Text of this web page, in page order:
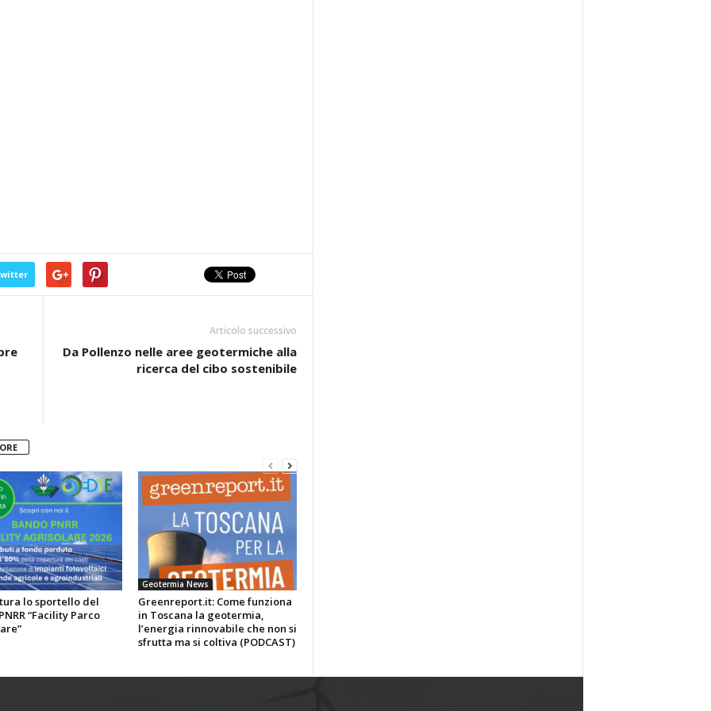
Articolo successivo
Da Pollenzo nelle aree geotermiche alla
ricerca del cibo sostenibile
lo sportello del
“Facility Parco
Geotermia News
Greenreport.it: Come funziona
in Toscana la geotermia,
l’energia rinnovabile che non si
sfrutta ma si coltiva (PODCAST)